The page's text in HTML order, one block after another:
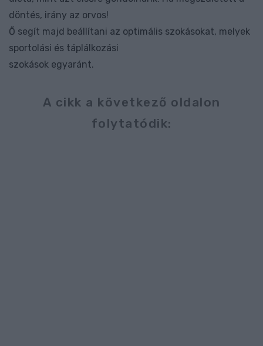
döntés, irány az orvos!
Ő segít majd beállítani az optimális szokásokat, melyek
sportolási és táplálkozási
szokások egyaránt.
A cikk a következő oldalon
folytatódik: